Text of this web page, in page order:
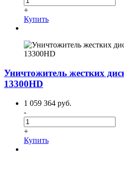
+
Купить
Уничтожитель жестких
13300HD
1 059 364 руб.
-
+
Купить